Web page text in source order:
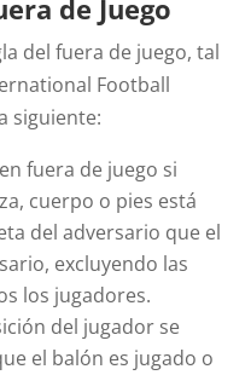
de Juego
del fuera de juego, tal
Football
siguiente:
fuera de juego si
cuerpo o pies está
del adversario que el
excluyendo las
los jugadores.
del jugador se
el balón es jugado o